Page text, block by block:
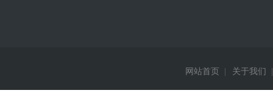
网站首页 关于我们